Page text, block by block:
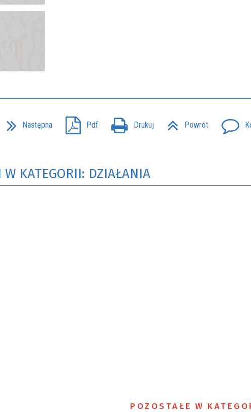
Następna Pdf Drukuj Powrót
W KATEGORII: DZIAŁANIA
POZOSTAŁE W